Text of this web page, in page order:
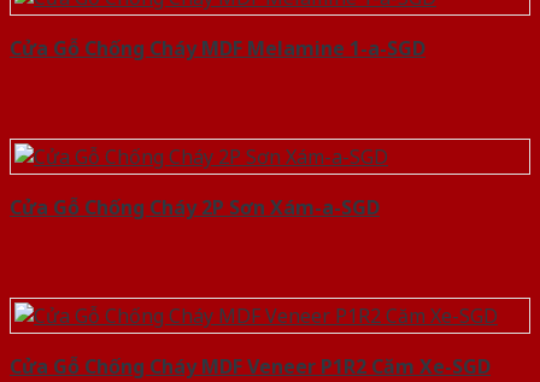
Cửa Gỗ Chống Cháy MDF Melamine 1-a-SGD
Cửa Gỗ Chống Cháy 2P Sơn Xám-a-SGD
Cửa Gỗ Chống Cháy MDF Veneer P1R2 Căm Xe-SGD